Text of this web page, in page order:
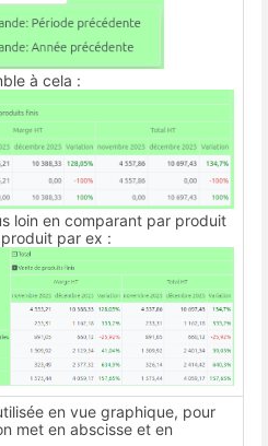
à cela :
loin en comparant par produit
par ex :
en vue graphique, pour
met en abscisse et en